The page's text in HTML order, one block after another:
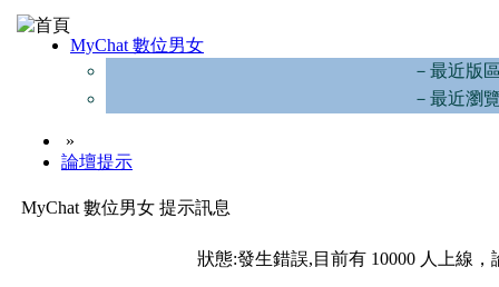
MyChat 數位男女
－最近版
－最近瀏
»
論壇提示
MyChat 數位男女 提示訊息
狀態:發生錯誤,目前有 10000 人上線